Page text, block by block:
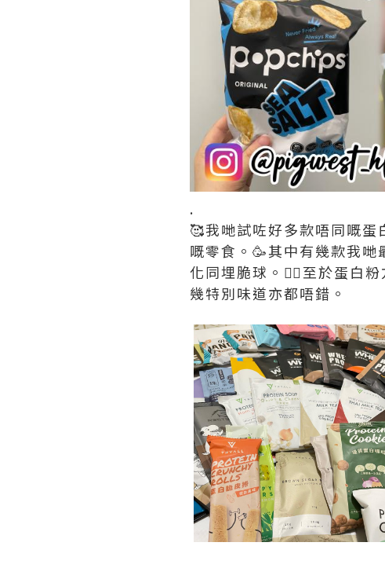
.
🥰我哋試咗好多款唔同嘅
嘅零食。🥳其中有幾款我
化同埋脆球。👍🏻至於蛋白
幾特別味道亦都唔錯。